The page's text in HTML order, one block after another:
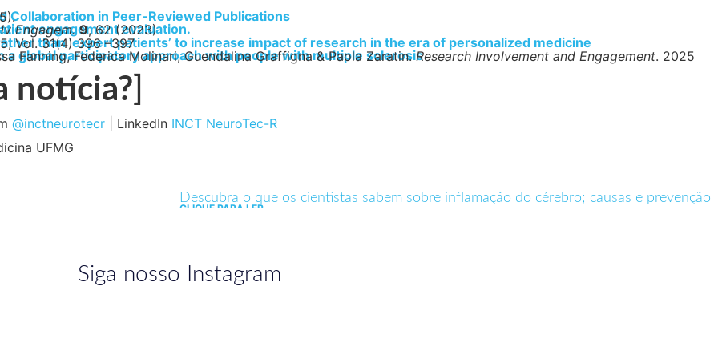
Collaboration in Peer-Reviewed Publications
engagement evaluation.
Engagem. 9, 62 (2023)
than ‘expert patients’ to increase impact of research in the era of personalized medicine
Vol. 31(4) 396 –397
a global participatory approach with people with multiple sclerosis
Fanning, Federica Molinari, Guendalina Graffigna & Paola Zaratin.Research Involvement and Engagement. 2025
notícia?
@inctneurotecr | LinkedIn INCT NeuroTec-R
UFMG
Descubra o que os cientistas sabem sobre inflamação do cérebro; causas e prevenção
CLIQUE PARA LER
Siga nosso Instagram